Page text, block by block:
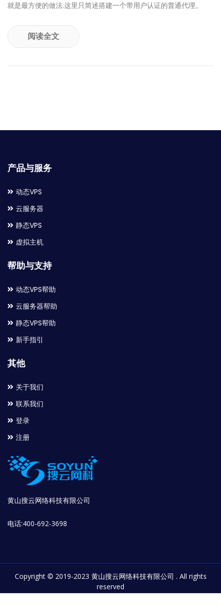
就是最方便的做法.这里只简述搭建一个带用户认证的普通代理。
阅读全文
产品与服务
动态VPS
云服务器
静态VPS
虚拟主机
帮助与支持
动态VPS帮助
云服务器帮助
静态VPS帮助
新手指引
其他
关于我们
联系我们
登录
注册
黄山搜云网络科技有限公司
电话:400-692-3698
Copyright © 2019-2023 黄山搜云网络科技有限公司 . All rights
reserved